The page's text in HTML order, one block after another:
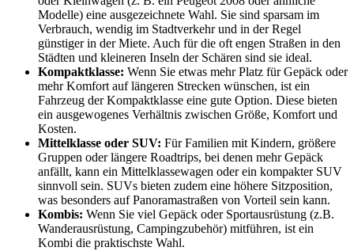
Modelle) eine ausgezeichnete Wahl. Sie sind sparsam im
Verbrauch, wendig im Stadtverkehr und in der Regel
günstiger in der Miete. Auch für die oft engen Straßen in den
Städten und kleineren Inseln der Schären sind sie ideal.
Kompaktklasse: Wenn Sie etwas mehr Platz für Gepäck oder
mehr Komfort auf längeren Strecken wünschen, ist ein
Fahrzeug der Kompaktklasse eine gute Option. Diese bieten
ein ausgewogenes Verhältnis zwischen Größe, Komfort und
Kosten.
Mittelklasse oder SUV: Für Familien mit Kindern, größere
Gruppen oder längere Roadtrips, bei denen mehr Gepäck
anfällt, kann ein Mittelklassewagen oder ein kompakter SUV
sinnvoll sein. SUVs bieten zudem eine höhere Sitzposition,
was besonders auf Panoramastraßen von Vorteil sein kann.
Kombis: Wenn Sie viel Gepäck oder Sportausrüstung (z.B.
Wanderausrüstung, Campingzubehör) mitführen, ist ein
Kombi die praktischste Wahl.